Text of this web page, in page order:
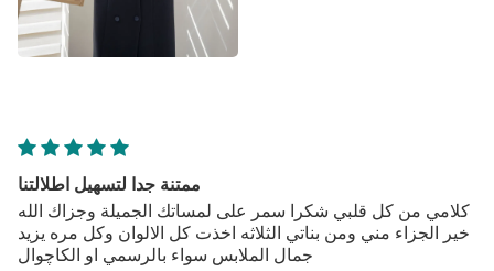
ممتنة جدا لتسهيل اطلالتنا
كلامي من كل قلبي شكرا سمر على لمساتك الجميلة وجزاك الله
خير الجزاء مني ومن بناتي الثلاثه اخذت كل الالوان وكل مره يزيد
جمال الملابس سواء بالرسمي او الكاچوال